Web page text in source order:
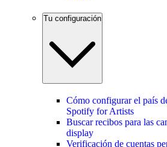
Tu configuración
Cómo configurar el país
Spotify for Artists
Buscar recibos para las
display
Verificación de cuentas